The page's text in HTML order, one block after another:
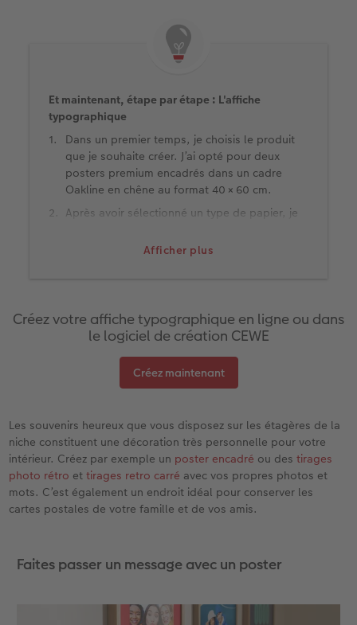
Afficher plus
Et maintenant, étape par étape : L'affiche
typographique
Dans un premier temps, je choisis le produit
que je souhaite créer. J’ai opté pour deux
posters premium encadrés dans un cadre
Oakline en chêne au format 40 × 60 cm.
Après avoir sélectionné un type de papier, je
conception. Je commence par insérer ma
Passons maintenant à la typographie : Dans
la section « Texte », j’ajoute une zone de texte
manque plus que la police. Je peux
simplement la saisir, la modifier et la déplacer
lettres avec précision.
J’adore expérimenter avec le texte : Je teste
différentes couleurs, je modifie l’espacement
entre les lettres et les lignes ou encore, je
joue avec les tailles et les polices. Je continue
jusqu’à ce que j’aie le sentiment que tout est
très différent lorsqu’elles sont par exemple à
assemblées pour former de nouvelles lettres.
Créez votre affiche typographique en ligne ou dans
le logiciel de création CEWE
Créez maintenant
Les souvenirs heureux que vous disposez sur les étagères de la
niche constituent une décoration très personnelle pour votre
intérieur. Créez par exemple un poster encadré ou destirages
photo rétro ettirages retro carré avec vos propres photos et
mots. C’est également un endroit idéal pour conserver les
cartes postales de votre famille et de vos amis.
Faites passer un message avec un poster